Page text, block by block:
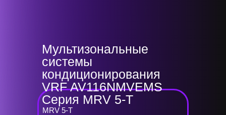
MRV 5-T
Мультизональные
системы
кондиционирования
VRF AV116NMVEMS
Серия MRV 5-T